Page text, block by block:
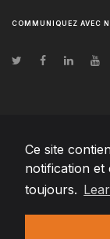
Ce site
notification et
toujours.
COMMUNIQUEZ AVEC
© Droits d'auteur2026
Changelog● En utilisant